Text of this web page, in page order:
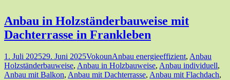
Anbau in Holzständerbauweise mit
Dachterrasse in Frankleben
1. Juli 202529. Juni 2025VokounAnbau energieeffizient, Anbau
Holzständerbauweise, Anbau in Holzbauweise, Anbau individuell,
Anbau mit Balkon, Anbau mit Dachterrasse, Anbau mit Flachdach,